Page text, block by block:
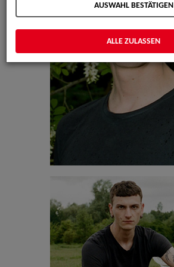
AUSWAHL BESTÄTIGEN
ALLE ZULASSEN